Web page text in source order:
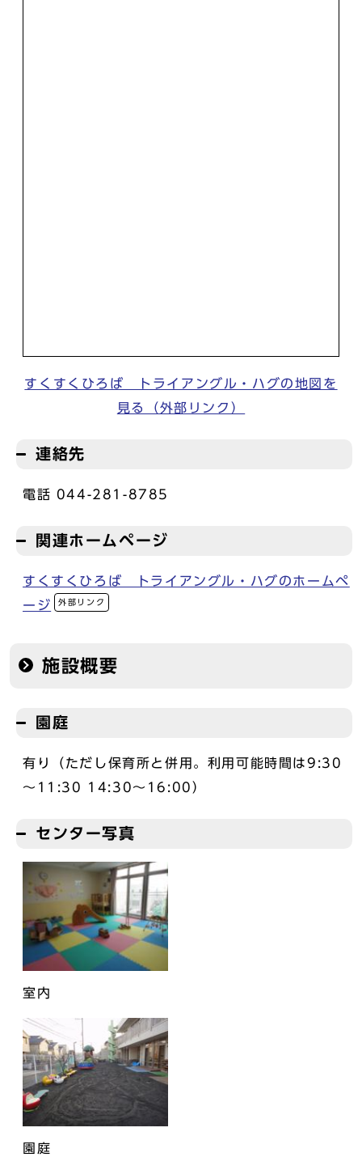
すくすくひろば トライアングル・ハグの地図を
見る（外部リンク）
連絡先
電話 044-281-8785
関連ホームページ
すくすくひろば トライアングル・ハグのホームペ
ージ
外部リンク
施設概要
園庭
有り（ただし保育所と併用。利用可能時間は9:30
～11:30 14:30～16:00）
センター写真
室内
園庭